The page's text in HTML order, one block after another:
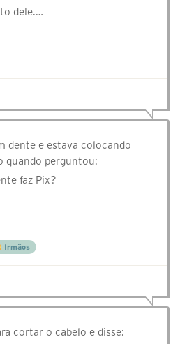
dele.…
dente e estava colocando
quando perguntou:
faz Pix?
Irmãos
cortar o cabelo e disse: